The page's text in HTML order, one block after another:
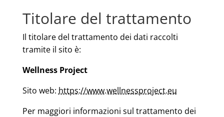
Titolare del trattamento
Il titolare del trattamento dei dati raccolti
tramite il sito è:
Wellness Project
Sito web: https://www.wellnessproject.eu
Per maggiori informazioni sul trattamento dei